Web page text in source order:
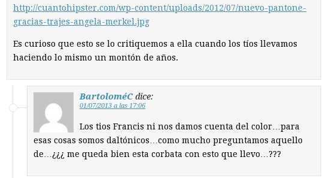
http://cuantohipster.com/wp-content/uploads/2012/07/nuevo-pantone-
gracias-trajes-angela-merkel.jpg
Es curioso que esto se lo critiquemos a ella cuando los tíos llevamos
haciendo lo mismo un montón de años.
BartoloméC dice:
01/07/2013 a las 17:06
Los tios Francis ni nos damos cuenta del color…para
esas cosas somos daltónicos…como mucho preguntamos aquello
de…¿¿¿ me queda bien esta corbata con esto que llevo…???